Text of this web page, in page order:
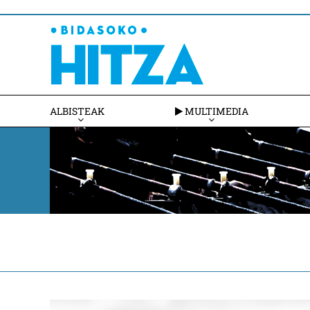
ALBISTEAK MULTIMEDIA